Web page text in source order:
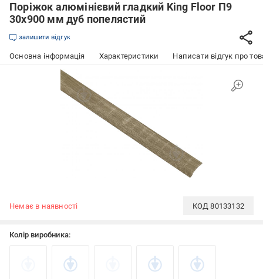
Поріжок алюмінієвий гладкий King Floor П9
30х900 мм дуб попелястий
залишити відгук
Основна інформація Характеристики Написати відгук про
Немає в наявності КОД80133132
Колір виробника: